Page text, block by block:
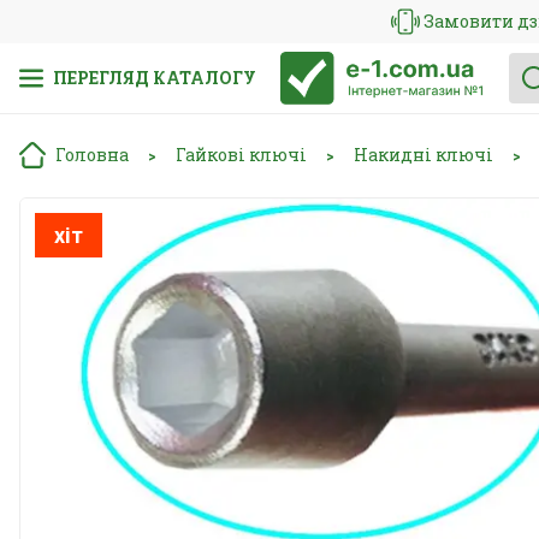
Замовити
ПЕРЕГЛЯД КАТАЛОГУ
Головна > Гайкові ключі > Накидні ключі >
хіт